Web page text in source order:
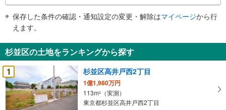
知
を
受
け
取
る
保存した条件の確認・通知設定の変更・解除はマイページから行
えます。
杉並区の土地をランキングから探す
1
杉並区高井戸西2丁目
1億1,980万円
113m2
（実測）
東京都杉並区高井戸西2丁目